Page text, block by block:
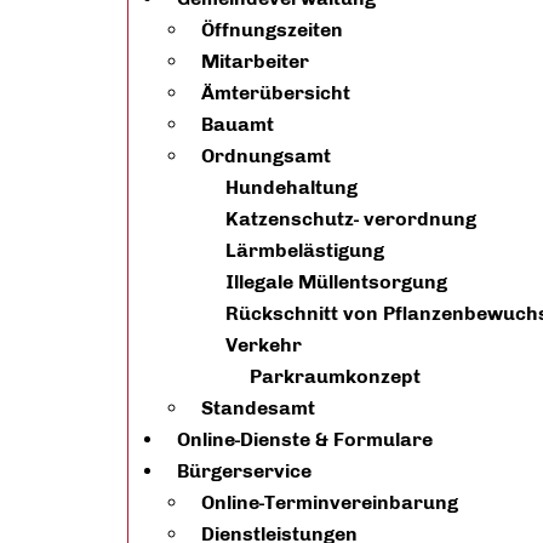
Öffnungszeiten
Mitarbeiter
Ämterübersicht
Bauamt
Ordnungsamt
Hundehaltung
Katzenschutz- verordnung
Lärmbelästigung
Illegale Müllentsorgung
Rückschnitt von
Verkehr
Parkraumkonzept
Standesamt
Online-Dienste & Formulare
Bürgerservice
Online-Terminvereinbarung
Dienstleistungen